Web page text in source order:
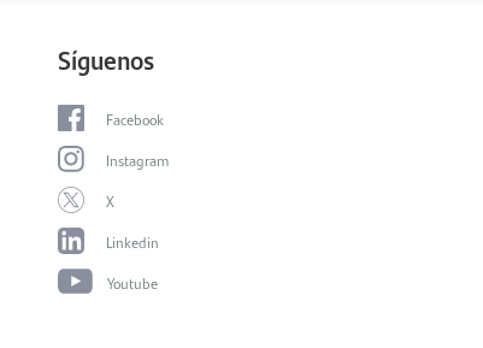
Síguenos
Facebook
Instagram
X
Linkedin
Youtube